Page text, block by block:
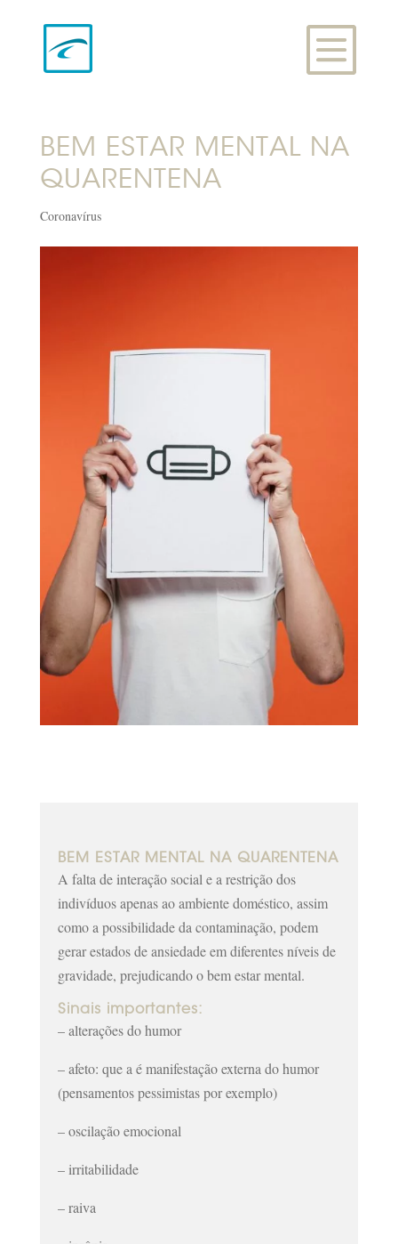
BEM ESTAR MENTAL NA
QUARENTENA
Coronavírus
BEM ESTAR MENTAL NA QUARENTENA
A falta de interação social e a restrição dos
indivíduos apenas ao ambiente doméstico, assim
como a possibilidade da contaminação, podem
gerar estados de ansiedade em diferentes níveis de
gravidade, prejudicando o bem estar mental.
Sinais importantes:
– alterações do humor
– afeto: que a é manifestação externa do humor
(pensamentos pessimistas por exemplo)
– oscilação emocional
– irritabilidade
– raiva